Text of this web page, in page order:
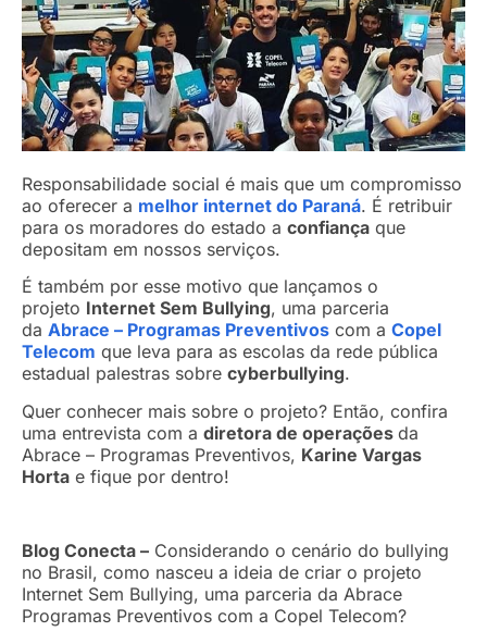
Responsabilidade social é mais que um compromisso
ao oferecer a melhor internet do Paraná. É retribuir
para os moradores do estado a confiança que
depositam em nossos serviços.
É também por esse motivo que lançamos o
projeto Internet Sem Bullying, uma parceria
da Abrace – Programas Preventivos com a Copel
Telecom que leva para as escolas da rede pública
estadual palestras sobre cyberbullying.
Quer conhecer mais sobre o projeto? Então, confira
uma entrevista com a diretora de operações da
Abrace – Programas Preventivos, Karine Vargas
Horta e fique por dentro!
Blog Conecta – Considerando o cenário do bullying
no Brasil, como nasceu a ideia de criar o projeto
Internet Sem Bullying, uma parceria da Abrace
Programas Preventivos com a Copel Telecom?